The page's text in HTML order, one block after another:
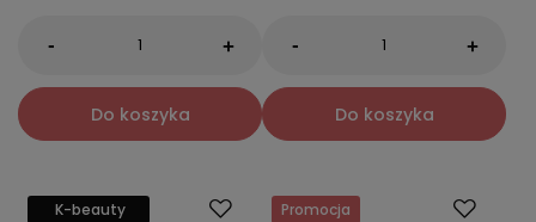
- +
Do koszyka
- +
Do koszyka
K-beauty
Promocja